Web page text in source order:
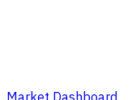
Market Dashboard